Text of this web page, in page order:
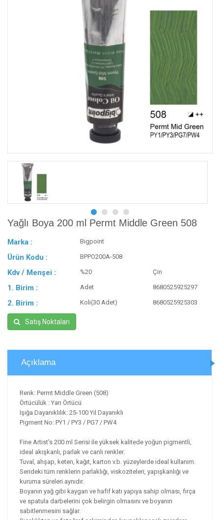
Yağlı Boya 200 ml Permt Middle Green 508
Marka : Bigpoint
Ürün Kodu : BPPO200A-508
Kdv / Menşei : %20 Çin
1. Birim : Adet 8680525925297
2. Birim : Koli(30 Adet) 8680525925303
Satış Noktaları
Açıklama
Renk: Permt Middle Green (508)
Örtücülük : Yarı Örtücü
Işığa Dayanıklılık: 25-100 Yıl Dayanıklı
Pigment No: PY1 / PY3 / PG7 / PW4
Fine Artist's 200 ml Serisi ile yüksek kalitede yoğun pigmentli,
ideal akışkanlı, parlak ve canlı renkler.
Tuval, ahşap, keten, kağıt, karton v.b. yüzeylerde ideal kullanım.
Serideki tüm renklerin parlaklığı, viskoziteleri, yapışkanlığı ve
kuruma süreleri aynıdır.
Boyanın yağ gibi kaygan ve hafif katı yapıya sahip olması, fırça
ve spatula darbelerini çok belirgin olmasını ve boyanın
sabitlenmesini sağlar.